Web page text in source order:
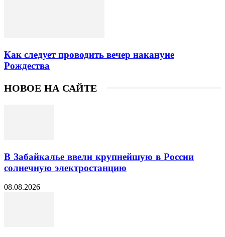
Как следует проводить вечер накануне
Рождества
НОВОЕ НА САЙТЕ
В Забайкалье ввели крупнейшую в России
солнечную электростанцию
08.08.2026